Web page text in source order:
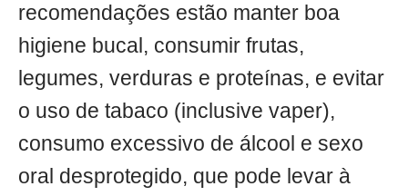
recomendações estão manter boa
higiene bucal, consumir frutas,
legumes, verduras e proteínas, e evitar
o uso de tabaco (inclusive vaper),
consumo excessivo de álcool e sexo
oral desprotegido, que pode levar à